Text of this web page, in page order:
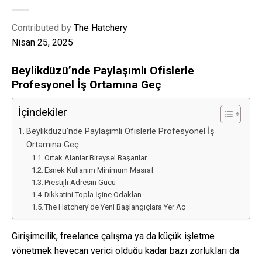
Contributed by The Hatchery
Nisan 25, 2025
Beylikdüzü’nde Paylaşımlı Ofislerle
Profesyonel İş Ortamına Geç
İçindekiler
Beylikdüzü’nde Paylaşımlı Ofislerle Profesyonel İş
Ortamına Geç
Ortak Alanlar Bireysel Başarılar
Esnek Kullanım Minimum Masraf
Prestijli Adresin Gücü
Dikkatini Topla İşine Odaklan
The Hatchery’de Yeni Başlangıçlara Yer Aç
Girişimcilik, freelance çalışma ya da küçük işletme
yönetmek heyecan verici olduğu kadar bazı zorlukları da